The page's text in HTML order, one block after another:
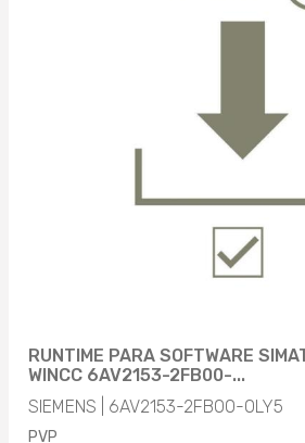
RUNTIME PARA SOFTWARE
WINCC 6AV2153-2FB00-...
SIEMENS | 6AV2153-2FB00-0LY5
PVP